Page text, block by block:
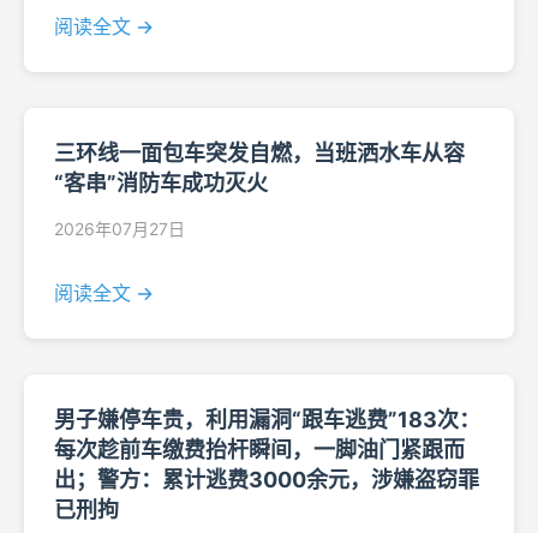
阅读全文 →
三环线一面包车突发自燃，当班洒水车从容
“客串”消防车成功灭火
2026年07月27日
阅读全文 →
男子嫌停车贵，利用漏洞“跟车逃费”183次：
每次趁前车缴费抬杆瞬间，一脚油门紧跟而
出；警方：累计逃费3000余元，涉嫌盗窃罪
已刑拘